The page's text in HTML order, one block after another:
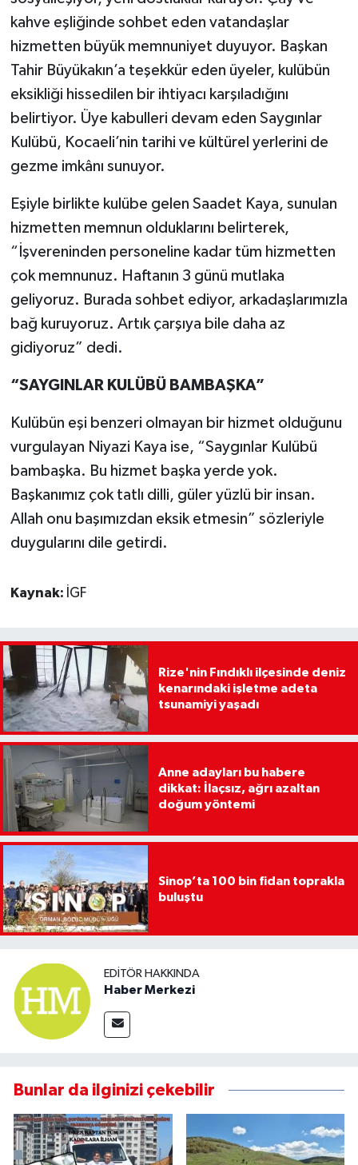
kahve eşliğinde sohbet eden vatandaşlar
hizmetten büyük memnuniyet duyuyor. Başkan
Tahir Büyükakın’a teşekkür eden üyeler, kulübün
eksikliği hissedilen bir ihtiyacı karşıladığını
belirtiyor. Üye kabulleri devam eden Saygınlar
Kulübü, Kocaeli’nin tarihi ve kültürel yerlerini de
gezme imkânı sunuyor.
Eşiyle birlikte kulübe gelen Saadet Kaya, sunulan
hizmetten memnun olduklarını belirterek,
“İşvereninden personeline kadar tüm hizmetten
çok memnunuz. Haftanın 3 günü mutlaka
geliyoruz. Burada sohbet ediyor, arkadaşlarımızla
bağ kuruyoruz. Artık çarşıya bile daha az
gidiyoruz” dedi.
“SAYGINLAR KULÜBÜ BAMBAŞKA”
Kulübün eşi benzeri olmayan bir hizmet olduğunu
vurgulayan Niyazi Kaya ise, “Saygınlar Kulübü
bambaşka. Bu hizmet başka yerde yok.
Başkanımız çok tatlı dilli, güler yüzlü bir insan.
Allah onu başımızdan eksik etmesin” sözleriyle
duygularını dile getirdi.
Kaynak: İGF
Rize'nin Fındıklı ilçesinde deniz
kenarındaki işletme adeta
tsunamiyi yaşadı
Anne adayları bu habere
dikkat: İlaçsız, ağrı azaltan
doğum yöntemi
Sinop’ta 100 bin fidan toprakla
buluştu
EDITÖR HAKKINDA
Haber Merkezi
Bunlar da ilginizi çekebilir